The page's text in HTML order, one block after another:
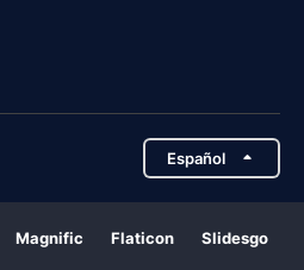
Español
Magnific Flaticon Slidesgo